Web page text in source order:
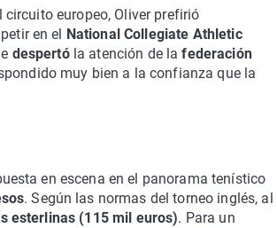
circuito europeo, Oliver prefirió
en el
National Collegiate Athletic
despertó la atención de lafederación
muy bien a la confianza que la
en escena en el panorama tenístico
. Según las normas del torneo inglés, al
esterlinas (115 mil euros). Para un